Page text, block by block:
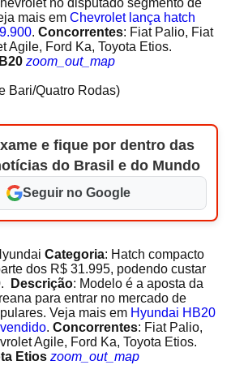
no disputado segmento de
mais em Chevrolet lança hatch
. Concorrentes: Fiat Palio, Fiat
Agile, Ford Ka, Toyota Etios.
zoom_out_map
Bari/Quatro Rodas)
e fique por dentro das
do Brasil e do Mundo
Seguir no Google
Categoria: Hatch compacto
dos R$ 31.995, podendo custar
Descrição: Modelo é a aposta da
para entrar no mercado de
Veja mais em Hyundai HB20
. Concorrentes: Fiat Palio,
Agile, Ford Ka, Toyota Etios.
Etios zoom_out_map